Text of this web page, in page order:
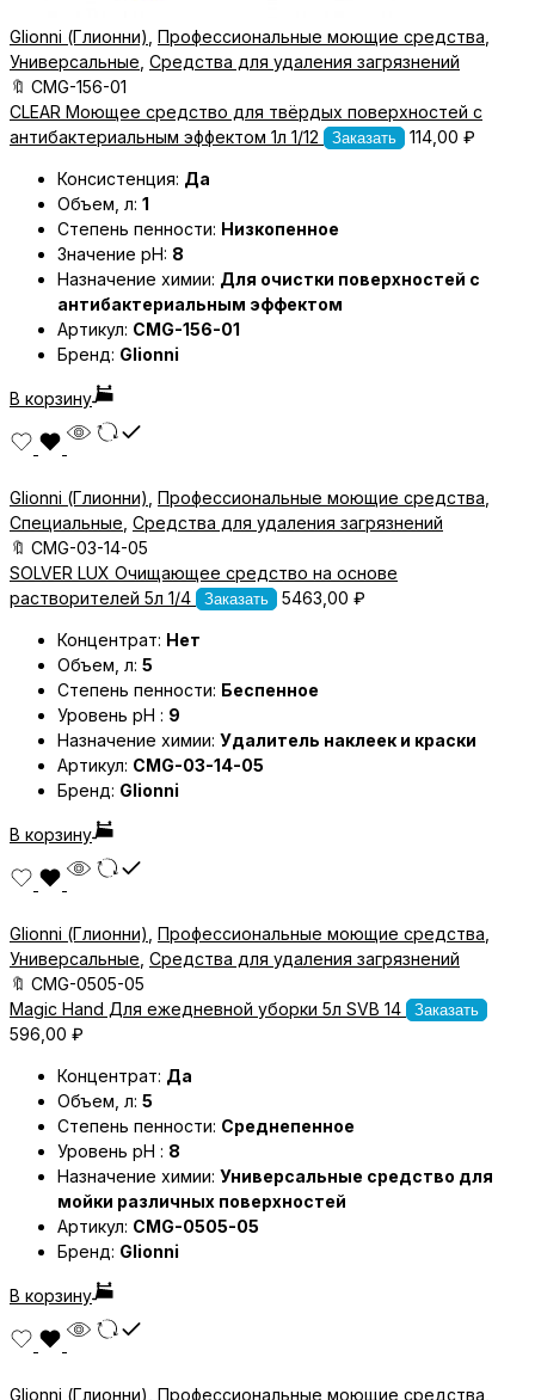
Glionni (Глионни) Профессиональные моющие средства
Универсальные Средства для удаления загрязнений
🔖 CMG-156-01
CLEAR Моющее средство для твёрдых поверхностей с
антибактериальным эффектом 1л 1/12
Заказать 114,00 ₽
Консистенция: Да
Объем, л: 1
Степень пенности: Низкопенное
Значение pH: 8
Назначение химии: Для очистки поверхностей с
антибактериальным эффектом
Артикул: CMG-156-01
Бренд: Glionni
В корзину
Glionni (Глионни) Профессиональные моющие средства
Специальные Средства для удаления загрязнений
🔖 CMG-03-14-05
SOLVER LUX Очищающее средство на основе
растворителей 5л 1/4
Заказать 5463,00 ₽
Концентрат: Нет
Объем, л: 5
Степень пенности: Беспенное
Уровень pH : 9
Назначение химии: Удалитель наклеек и краски
Артикул: CMG-03-14-05
Бренд: Glionni
В корзину
Glionni (Глионни) Профессиональные моющие средства
Универсальные Средства для удаления загрязнений
🔖 CMG-0505-05
Magic Hand Для ежедневной уборки 5л SVB 14
Заказать
596,00 ₽
Концентрат: Да
Объем, л: 5
Степень пенности: Среднепенное
Уровень pH : 8
Назначение химии: Универсальные средство для
мойки различных поверхностей
Артикул: CMG-0505-05
Бренд: Glionni
В корзину
Glionni (Глионни) Профессиональные моющие средства